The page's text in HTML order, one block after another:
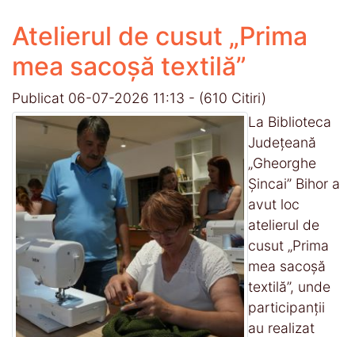
Atelierul de cusut „Prima
mea sacoșă textilă”
Publicat 06-07-2026 11:13 - (610 Citiri)
La Biblioteca
Județeană
„Gheorghe
Șincai” Bihor a
avut loc
atelierul de
cusut „Prima
mea sacoșă
textilă”, unde
participanții
au realizat